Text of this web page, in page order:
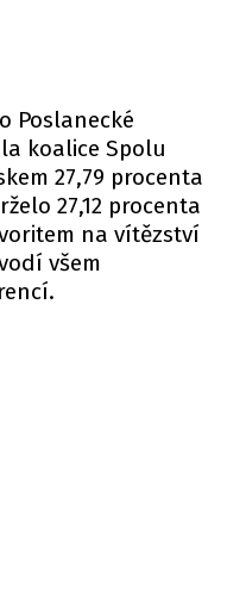
Poslanecké
koalice Spolu
27,79 procenta
27,12 procenta
na vítězství
všem